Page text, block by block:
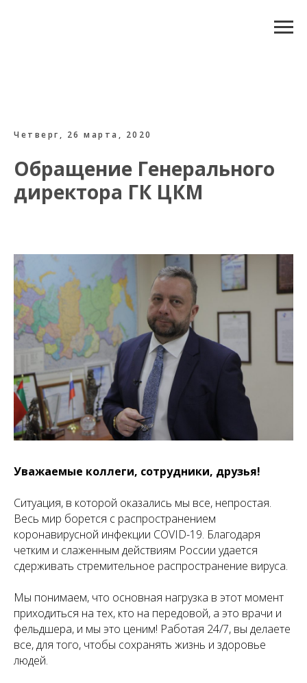
Четверг, 26 марта, 2020
Обращение Генерального
директора ГК ЦКМ
Уважаемые коллеги, сотрудники, друзья!
Ситуация, в которой оказались мы все, непростая.
Весь мир борется с распространением
коронавирусной инфекции COVID-19. Благодаря
четким и слаженным действиям России удается
сдерживать стремительное распространение вируса.
Мы понимаем, что основная нагрузка в этот момент
приходиться на тех, кто на передовой, а это врачи и
фельдшера, и мы это ценим! Работая 24/7, вы делаете
все, для того, чтобы сохранять жизнь и здоровье
людей.